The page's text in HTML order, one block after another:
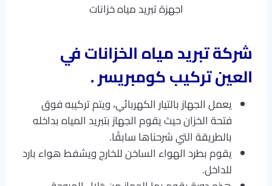
اجهزة تبريد مياه خزانات
شركة تبريد مياه الخزانات في
العين تركيب كومبريسر .
يعمل الجهاز بالتيار الكهربائي، ويتم تركيبه فوق
فتحة الخزان حيث يقوم الجهاز بتبريد المياه بداخله
بالطريقة التي شرحناها سابقًا.
يقوم بطرد الهواء الساخن للخارج ويشفط هواء بارد
للداخل.